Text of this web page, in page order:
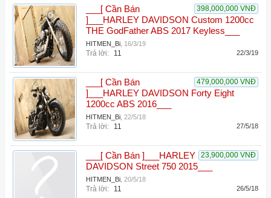
398,000,000 VNĐ
___[ Cần Bán
]___HARLEY DAVIDSON Custom 1200cc
THE GodFather ABS 2017 Keyless___
HITMEN_Bi 16/3/19
Trả lời: 11 22/3/19
479,000,000 VNĐ
___[ Cần Bán
]___HARLEY DAVIDSON Forty Eight
1200cc ABS 2016___
HITMEN_Bi 22/5/18
Trả lời: 11 27/5/18
23,900,000 VNĐ
___[ Cần Bán ]___HARLEY
DAVIDSON Street 750 2015___
HITMEN_Bi 20/5/18
Trả lời: 11 26/5/18